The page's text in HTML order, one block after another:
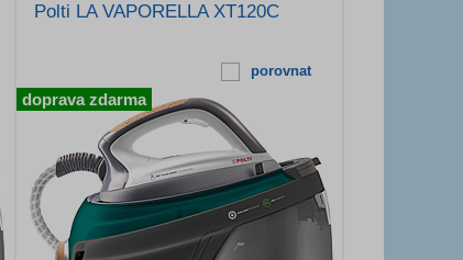
Polti LA VAPORELLA XT120C
porovnat
doprava zdarma